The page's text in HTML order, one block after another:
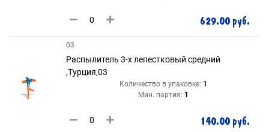
629.00 руб.
03
Распылитель 3-х лепестковый средний
,Турция,03
Количество в упаковке: 1
Мин. партия: 1
140.00 руб.